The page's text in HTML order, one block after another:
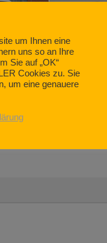
–
Space Wallet?
Begegnung
um Ihnen eine
uns so an Ihre
Sie auf „OK“
Cookies zu. Sie
um eine genauere